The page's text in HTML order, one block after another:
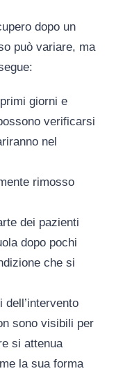
dopo un
può variare, ma
giorni e
verificarsi
nel
rimosso
dei pazienti
dopo pochi
che si
sono visibili per
si attenua
la sua forma